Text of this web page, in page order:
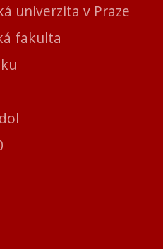
univerzita v Praze
fakulta